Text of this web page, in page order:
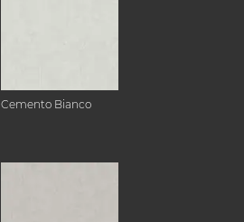
Cemento Bianco